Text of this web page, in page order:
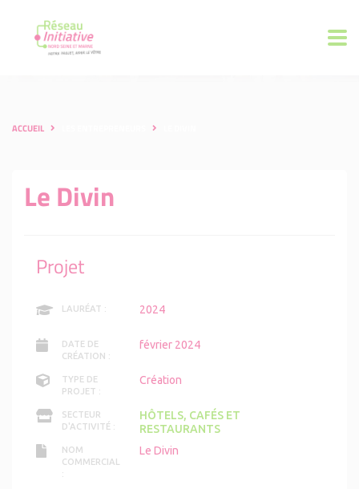
ACCUEIL
Le Divin
Projet
LAURÉAT : 2024
DATE DE
CRÉATION :
février 2024
TYPE DE
PROJET :
Création
SECTEUR
D'ACTIVITÉ :
HÔTELS, CAFÉS ET
RESTAURANTS
NOM
COMMERCIAL
:
Le Divin